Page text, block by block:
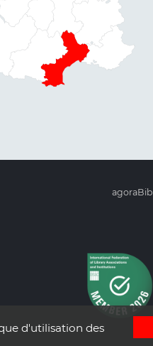
d'utilisation des
agoraBib